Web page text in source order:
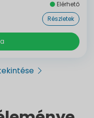
Elérhető
Részletek